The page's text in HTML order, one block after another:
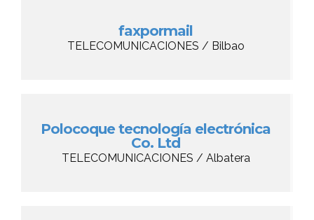
faxpormail
TELECOMUNICACIONES / Bilbao
Polocoque tecnología electrónica
Co. Ltd
TELECOMUNICACIONES / Albatera